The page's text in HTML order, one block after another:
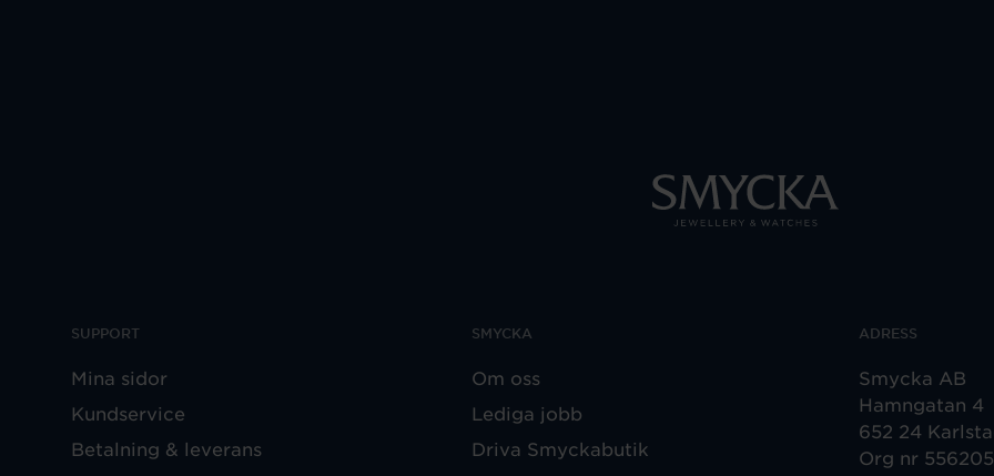
SUPPORT
Mina sidor
Kundservice
Betalning & leverans
SMYCKA
Om oss
Lediga jobb
Driva Smyckabutik
ADRESS
Smycka AB
Hamngatan 4
652 24
Org nr